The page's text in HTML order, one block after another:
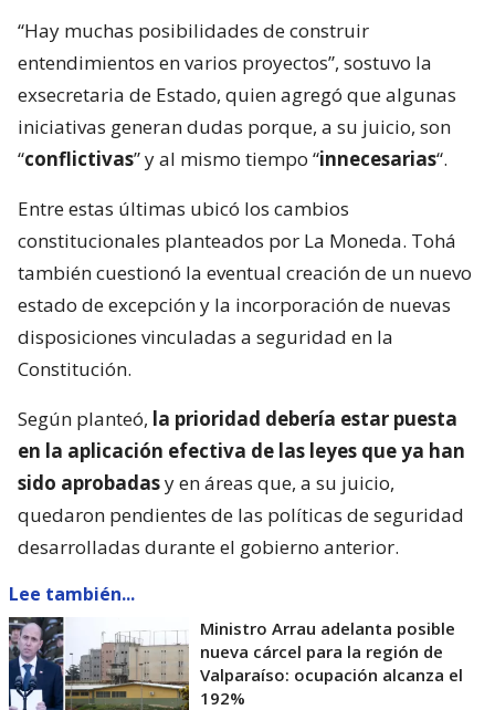
“Hay muchas posibilidades de construir
entendimientos en varios proyectos”, sostuvo la
exsecretaria de Estado, quien agregó que algunas
iniciativas generan dudas porque, a su juicio, son
“conflictivas” y al mismo tiempo “innecesarias“.
Entre estas últimas ubicó los cambios
constitucionales planteados por La Moneda. Tohá
también cuestionó la eventual creación de un nuevo
estado de excepción y la incorporación de nuevas
disposiciones vinculadas a seguridad en la
Constitución.
Según planteó, la prioridad debería estar puesta
en la aplicación efectiva de las leyes que ya han
sido aprobadasy en áreas que, a su juicio,
quedaron pendientes de las políticas de seguridad
desarrolladas durante el gobierno anterior.
Lee también...
Ministro Arrau adelanta posible
nueva cárcel para la región de
Valparaíso: ocupación alcanza el
192%